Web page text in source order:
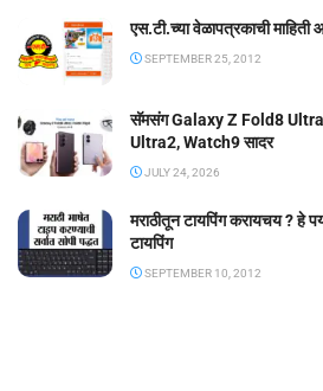
एस.टी.च्या वेळापत्रकाची माहिती
SEPTEMBER 25, 2012
सॅमसंग Galaxy Z Fold8
Ultra2, Watch9 सादर
JULY 24, 2026
मराठीतून टायपिंग करायचय ? हे
टायपिंग
SEPTEMBER 10, 2012